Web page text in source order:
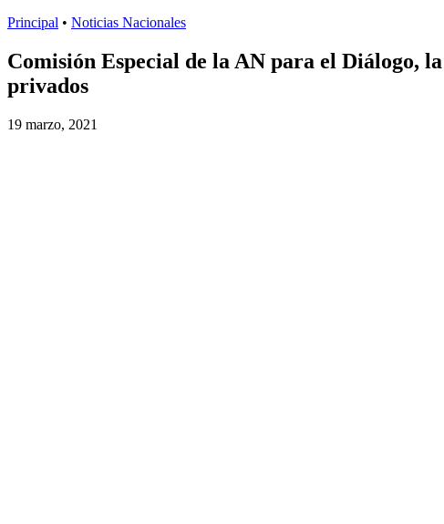
Principal • Noticias Nacionales
Comisión Especial de la AN para el Diálogo,
privados
19 marzo, 2021